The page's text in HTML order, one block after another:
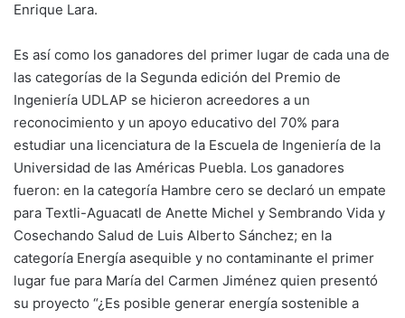
Enrique Lara.
Es así como los ganadores del primer lugar de cada una de
las categorías de la Segunda edición del Premio de
Ingeniería UDLAP se hicieron acreedores a un
reconocimiento y un apoyo educativo del 70% para
estudiar una licenciatura de la Escuela de Ingeniería de la
Universidad de las Américas Puebla. Los ganadores
fueron: en la categoría Hambre cero se declaró un empate
para Textli-Aguacatl de Anette Michel y Sembrando Vida y
Cosechando Salud de Luis Alberto Sánchez; en la
categoría Energía asequible y no contaminante el primer
lugar fue para María del Carmen Jiménez quien presentó
su proyecto “¿Es posible generar energía sostenible a